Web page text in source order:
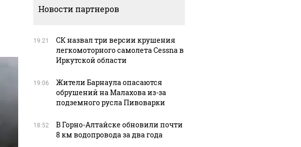
Новости партнеров
19:21
СК назвал три версии крушения
легкомоторного самолета Cessna в
Иркутской области
19:06
Жители Барнаула опасаются
обрушений на Малахова из-за
подземного русла Пивоварки
18:52
В Горно-Алтайске обновили почти
8 км водопровода за два года